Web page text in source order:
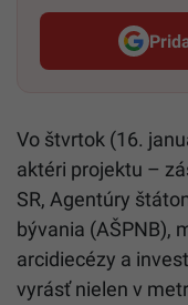
Vo štvrtok (16.
aktéri projektu –
SR, Agentúry
bývania (AŠPNB),
arcidiecézy a
vyrásť nielen v